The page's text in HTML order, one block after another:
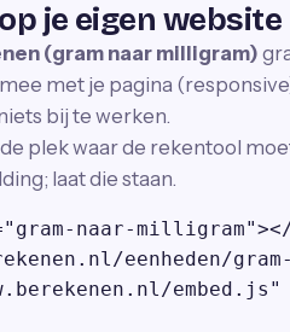
je eigen website
(gram naar milligram)
met je pagina
bij te werken.
plek waar de rekentool
laat die staan.
naar-
eenheden/
embed.js"